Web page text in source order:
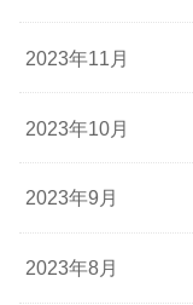
2023年11月
2023年10月
2023年9月
2023年8月